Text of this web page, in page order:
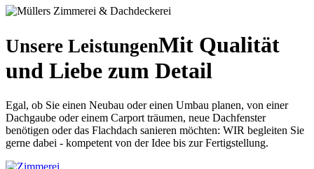
Unsere LeistungenMit Qualität
und Liebe zum Detail
Egal, ob Sie einen Neubau oder einen Umbau planen, von einer
Dachgaube oder einem Carport träumen, neue Dachfenster
benötigen oder das Flachdach sanieren möchten: WIR begleiten Sie
gerne dabei - kompetent von der Idee bis zur Fertigstellung.